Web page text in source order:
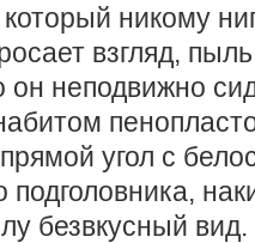
никому
взгляд,
он неподвижно
угол с
безвкусный вид.